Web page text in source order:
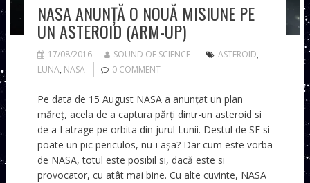
NASA ANUNȚĂ O NOUĂ MISIUNE PE
UN ASTEROID (ARM-UP)
17/08/2016 SOUND OF SCIENCE ASTEROID,
LUNA, NASA 0 COMMENT
Pe data de 15 August NASA a anunțat un plan
măreț, acela de a captura părți dintr-un asteroid si
de a-l atrage pe orbita din jurul Lunii. Destul de SF si
poate un pic periculos, nu-i așa? Dar cum este vorba
de NASA, totul este posibil si, dacă este si
provocator, cu atât mai bine. Cu alte cuvinte, NASA